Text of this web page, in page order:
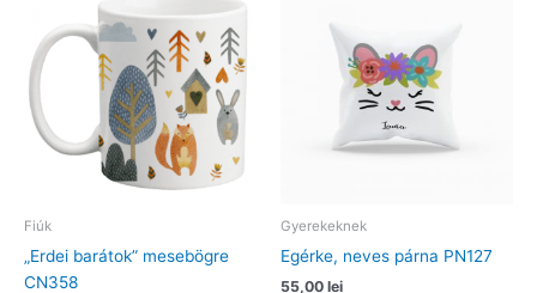
Fiúk
„Erdei barátok” mesebögre
CN358
Gyerekeknek
Egérke, neves párna PN127
55,00 lei